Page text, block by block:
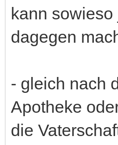
kann
dagegen
- gleich nach
Apotheke
die